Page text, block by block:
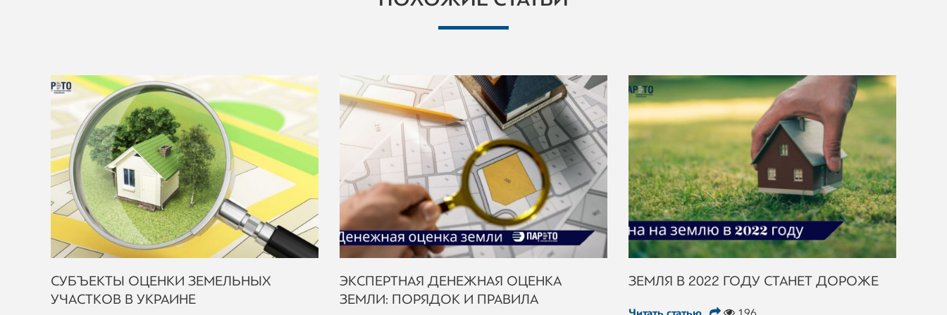
СУБЪЕКТЫ ОЦЕНКИ ЗЕМЕЛЬНЫХ
УЧАСТКОВ В УКРАИНЕ
ЭКСПЕРТНАЯ ДЕНЕЖНАЯ ОЦЕНКА
ЗЕМЛИ: ПОРЯДОК И ПРАВИЛА
ЗЕМЛЯ В 2022 ГОДУ СТАНЕТ ДОРОЖЕ